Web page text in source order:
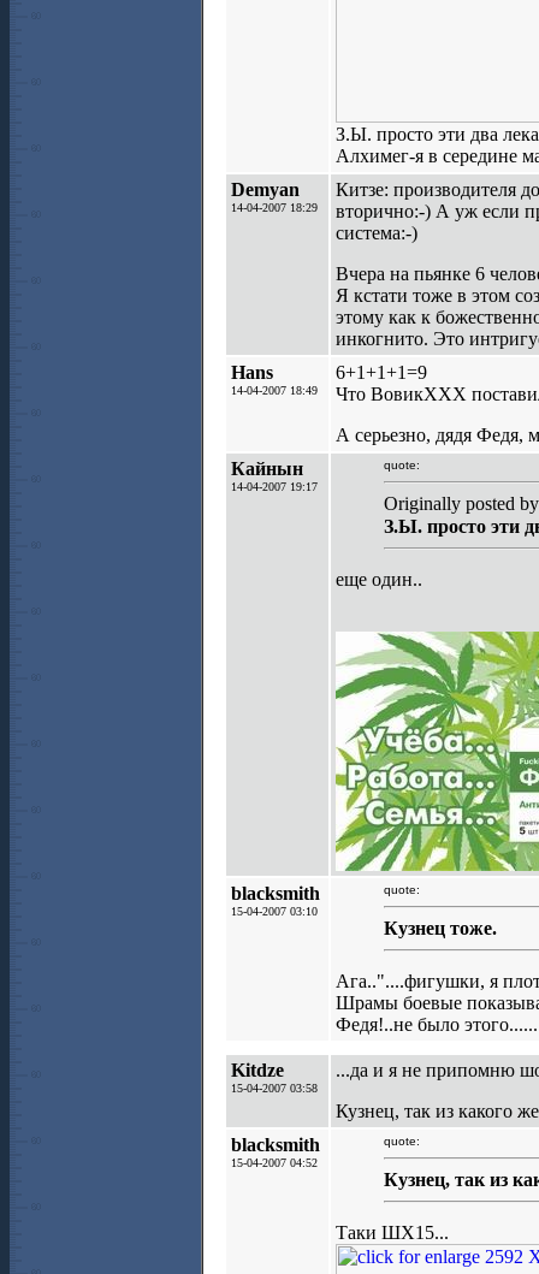
З.Ы. просто эти два
Алхимег-я в середине
Demyan
14-04-2007 18:29
Китзе: производителя
вторично:-) А уж если
система:-)
Вчера на пьянке 6
Я кстати тоже в этом
этому как к
инкогнито. Это
Hans
14-04-2007 18:49
6+1+1+1=9
Что ВовикХХХ
А серьезно, дядя Федя,
Кайнын
14-04-2007 19:17
quote:
Originally posted
З.Ы. просто эти
еще один..
blacksmith
15-04-2007 03:10
quote:
Кузнец тоже.
Ага.."....фигушки, я
Шрамы боевые
Федя!..не было
Kitdze
15-04-2007 03:58
...да и я не припомню
Кузнец, так из какого
blacksmith
15-04-2007 04:52
quote:
Кузнец, так из
Таки ШХ15...